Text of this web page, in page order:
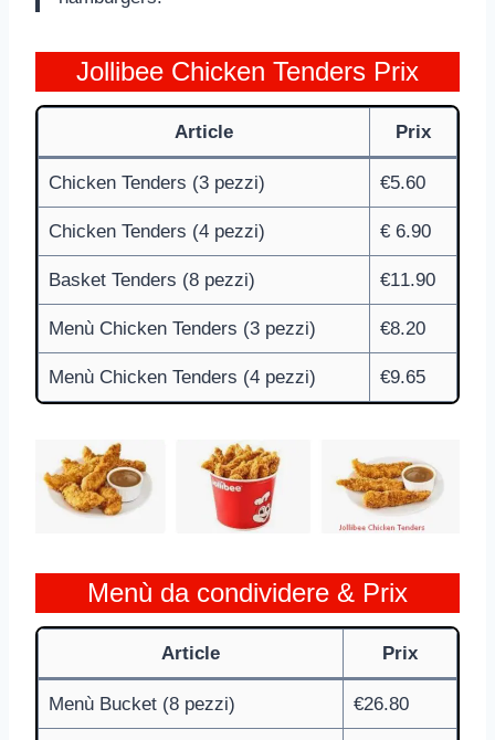
Jollibee Chicken Tenders Prix
Article Prix
Chicken Tenders (3 pezzi) €5.60
Chicken Tenders (4 pezzi) € 6.90
Basket Tenders (8 pezzi) €11.90
Menù Chicken Tenders (3 pezzi) €8.20
Menù Chicken Tenders (4 pezzi) €9.65
Menù da condividere & Prix
Article Prix
Menù Bucket (8 pezzi) €26.80